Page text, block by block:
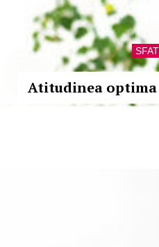
Atitudinea